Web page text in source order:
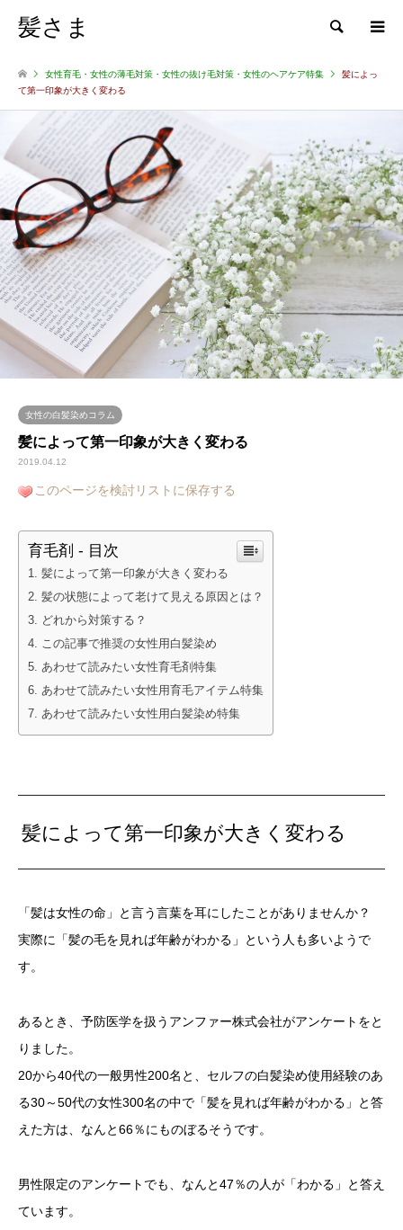
髪さま 検索
女性育毛・女性の薄毛対策・女性の抜け毛対策・女性のヘアケア特集
髪によっ
て第一印象が大きく変わる
女性の白髪染めコラム
髪によって第一印象が大きく変わる
2019.04.12
このページを検討リストに保存する
育毛剤 - 目次
髪によって第一印象が大きく変わる
髪の状態によって老けて見える原因とは？
どれから対策する？
この記事で推奨の女性用白髪染め
あわせて読みたい女性育毛剤特集
あわせて読みたい女性用育毛アイテム特集
あわせて読みたい女性用白髪染め特集
髪によって第一印象が大きく変わる
「髪は女性の命」と言う言葉を耳にしたことがありませんか？
実際に「髪の毛を見れば年齢がわかる」という人も多いようで
す。
あるとき、予防医学を扱うアンファー株式会社がアンケートをと
りました。
20から40代の一般男性200名と、セルフの白髪染め使用経験のあ
る30～50代の女性300名の中で「髪を見れば年齢がわかる」と答
えた方は、なんと66％にものぼるそうです。
男性限定のアンケートでも、なんと47％の人が「わかる」と答え
ています。